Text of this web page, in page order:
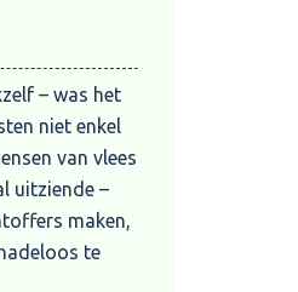
– was het
niet enkel
van vlees
uitziende –
maken,
te